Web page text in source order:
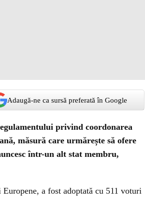
Adaugă-ne ca sursă preferată în Google
privind coordonarea
măsură care urmărește să ofere
într-un alt stat membru,
a fost adoptată cu 511 voturi